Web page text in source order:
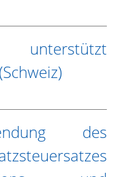
unterstützt
des